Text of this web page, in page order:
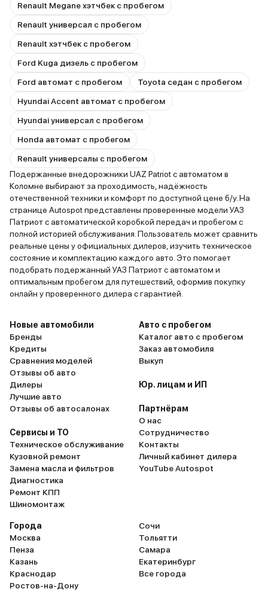
Renault Megane хэтчбек с пробегом
Renault универсал с пробегом
Renault хэтчбек с пробегом
Ford Kuga дизель с пробегом
Ford автомат с пробегом
Toyota седан с пробегом
Hyundai Accent автомат с пробегом
Hyundai универсал с пробегом
Honda автомат с пробегом
Renault универсалы с пробегом
Подержанные внедорожники UAZ Patriot с автоматом в
Коломне выбирают за проходимость, надёжность
отечественной техники и комфорт по доступной цене б/у. На
странице Autospot представлены проверенные модели УАЗ
Патриот с автоматической коробкой передач и пробегом с
полной историей обслуживания. Пользователь может сравнить
реальные цены у официальных дилеров, изучить техническое
состояние и комплектацию каждого авто. Это помогает
подобрать подержанный УАЗ Патриот с автоматом и
оптимальным пробегом для путешествий, оформив покупку
онлайн у проверенного дилера с гарантией.
Новые автомобили
Бренды
Кредиты
Сравнения моделей
Отзывы об авто
Дилеры
Лучшие авто
Отзывы об автосалонах
Сервисы и ТО
Техническое обслуживание
Кузовной ремонт
Замена масла и фильтров
Диагностика
Ремонт КПП
Шиномонтаж
Авто с пробегом
Каталог авто с пробегом
Заказ автомобиля
Выкуп
Юр. лицам и ИП
Партнёрам
О нас
Сотрудничество
Контакты
Личный кабинет дилера
YouTube Autospot
Города
Москва
Пенза
Казань
Краснодар
Ростов-на-Дону
Сочи
Тольятти
Самара
Екатеринбург
Все города